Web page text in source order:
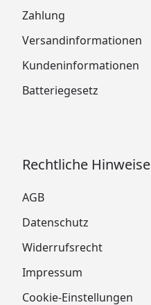
Zahlung
Versandinformationen
Kundeninformationen
Batteriegesetz
Rechtliche Hinweise
AGB
Datenschutz
Widerrufsrecht
Impressum
Cookie-Einstellungen